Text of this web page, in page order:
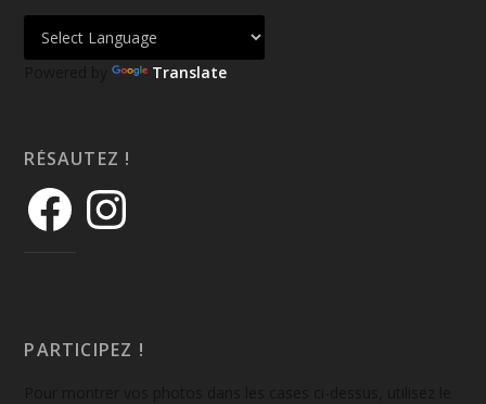
Powered by Translate
RÉSAUTEZ !
PARTICIPEZ !